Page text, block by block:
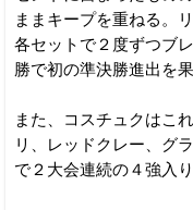
ままキープを重ねる。
各セットで２度ずつブ
勝で初の準決勝進出を果
また、コスチュクはこ
リ、レッドクレー、グ
で２大会連続の４強入